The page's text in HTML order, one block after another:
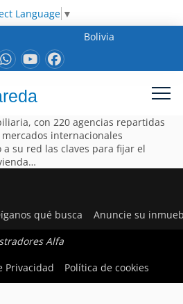
Language ▼
Bolivia
con 220 agencias repartidas
internacionales
su red las claves para fijar el
qué busca Anuncie su
Alfa
Privacidad Política de cookies